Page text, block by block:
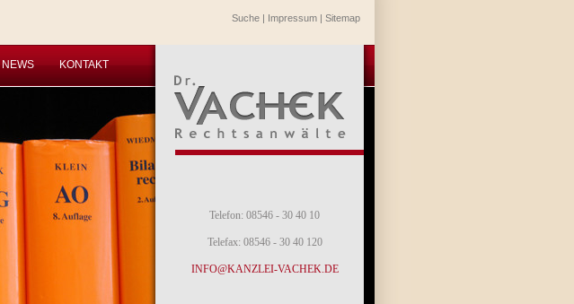
Suche| Impressum| Sitemap
NEWS KONTAKT
Telefon: 08546 - 30 40 10
Telefax: 08546 - 30 40 120
INFO@KANZLEI-VACHEK.DE